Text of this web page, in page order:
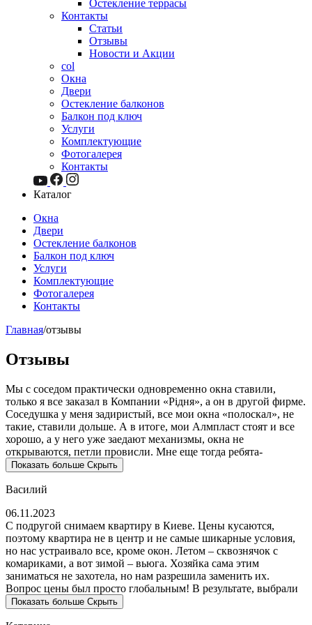
Остекление террасы
Контакты
Статьи
Отзывы
Новости и Акции
col
Окна
Двери
Остекление балконов
Балкон под ключ
Услуги
Комплектующие
Фотогалерея
Контакты
Каталог
Окна
Двери
Остекление балконов
Балкон под ключ
Услуги
Комплектующие
Фотогалерея
Контакты
Главная/отзывы
Отзывы
Мы с соседом практически одновременно окна ставили,
только я все заказал в Компании «Рідня», а он в другой фирме.
Соседушка у меня задиристый, все мои окна «полоскал», не
такие, ставили дольше. А в итоге, мои Алмпласт стоят и все
хорошо, а у него уже заедают механизмы, окна не
открываются, петли провисли. Мне еще тогда ребята-
монтажники Саня и Виктор сказали, что само окно – это
половина зависит от установки. Пусть ставили на час-два
Показать больше Скрыть
Василий
06.11.2023
С подругой снимаем квартиру в Киеве. Цены кусаются,
поэтому квартира не в центр и не самые шикарные условия,
но нас устраивало все, кроме окон. Летом – сквознячок с
комариками, а вот зимой – вьюга. Хозяйка сама этим
заниматься не захотела, но нам разрешила заменить их.
Вопрос цены был просто глобальным! В результате, выбрали
окна Rehau 70 в компании «Рідня»: скидка за онлайн заказ,
Показать больше Скрыть